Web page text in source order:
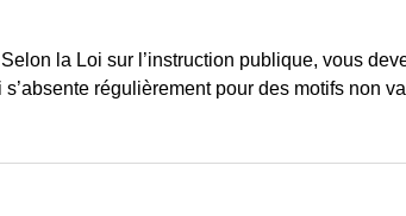
la Loi sur l’instruction publique, vous
s’absente régulièrement pour des motifs non